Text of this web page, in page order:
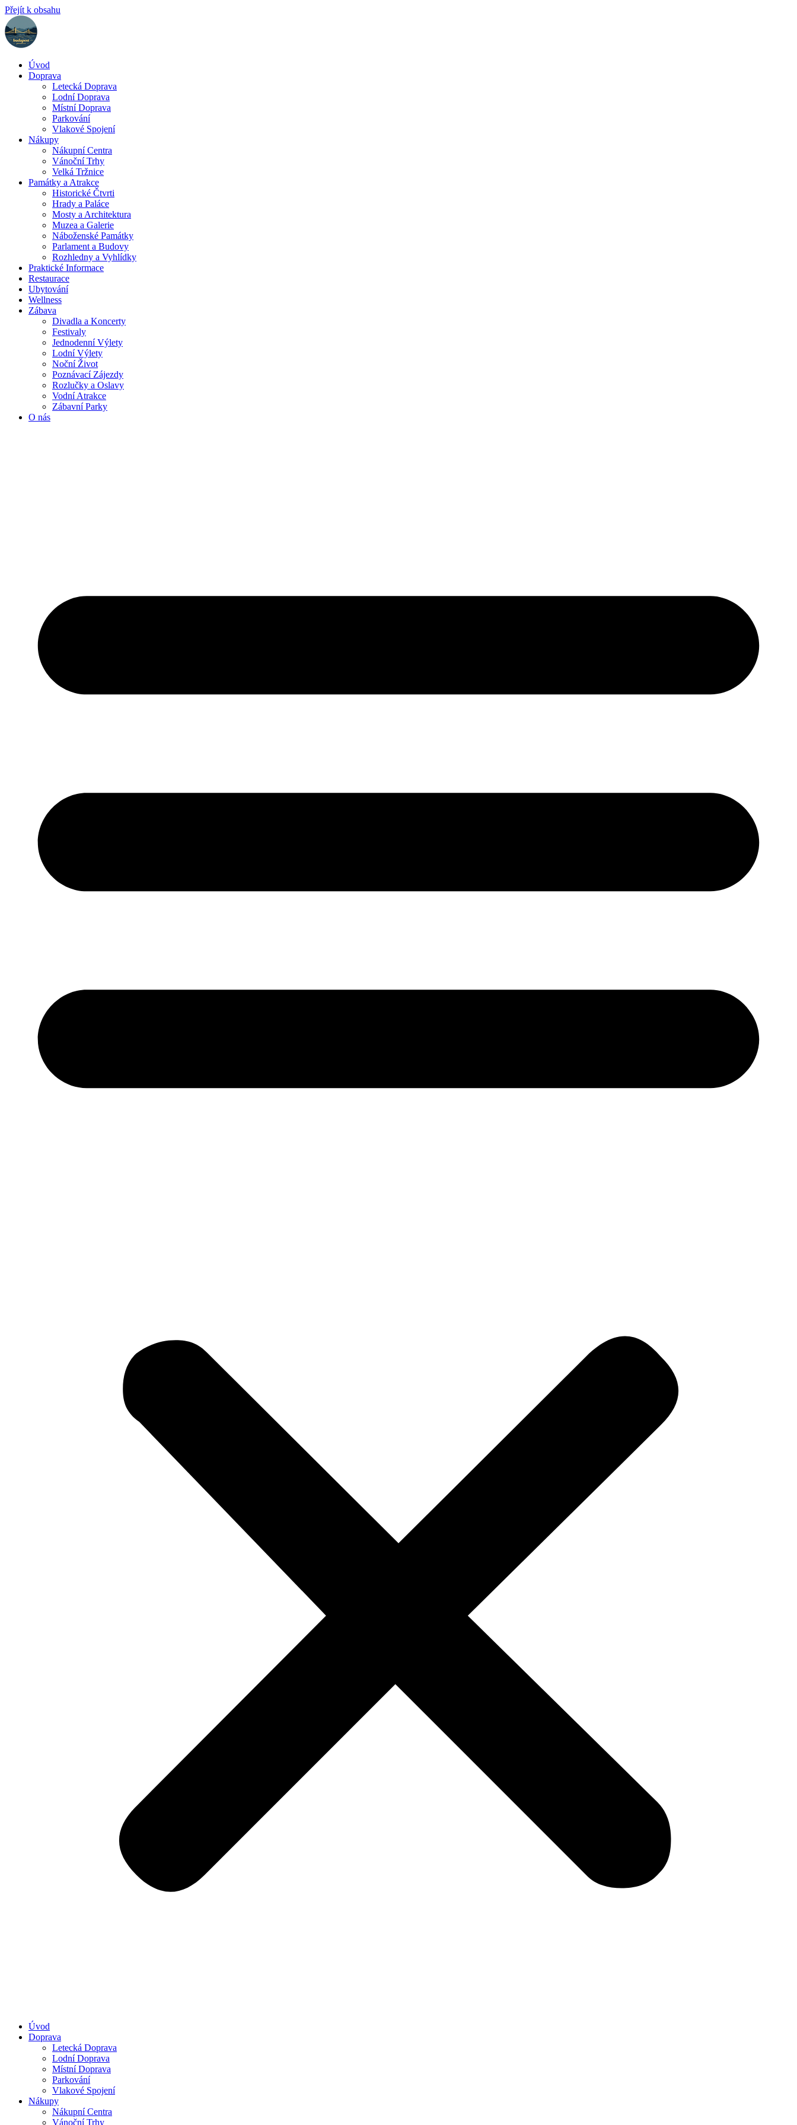
Přejít k obsahu
Úvod
Doprava
Letecká Doprava
Lodní Doprava
Místní Doprava
Parkování
Vlakové Spojení
Nákupy
Nákupní Centra
Vánoční Trhy
Velká Tržnice
Památky a Atrakce
Historické Čtvrti
Hrady a Paláce
Mosty a Architektura
Muzea a Galerie
Náboženské Památky
Parlament a Budovy
Rozhledny a Vyhlídky
Praktické Informace
Restaurace
Ubytování
Wellness
Zábava
Divadla a Koncerty
Festivaly
Jednodenní Výlety
Lodní Výlety
Noční Život
Poznávací Zájezdy
Rozlučky a Oslavy
Vodní Atrakce
Zábavní Parky
O nás
Úvod
Doprava
Letecká Doprava
Lodní Doprava
Místní Doprava
Parkování
Vlakové Spojení
Nákupy
Nákupní Centra
Vánoční Trhy